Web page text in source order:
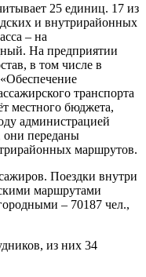
25 единиц. 17 из
и внутрирайонных
– на
На предприятии
в том числе в
транспорта
местного бюджета,
администрацией
они переданы
маршрутов.
Поездки внутри
маршрутами
– 70187 чел.,
из них 34